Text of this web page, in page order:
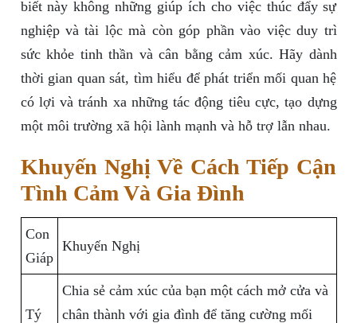
biết này không những giúp ích cho việc thúc đẩy sự
nghiệp và tài lộc mà còn góp phần vào việc duy trì
sức khỏe tinh thần và cân bằng cảm xúc. Hãy dành
thời gian quan sát, tìm hiểu để phát triển mối quan hệ
có lợi và tránh xa những tác động tiêu cực, tạo dựng
một môi trường xã hội lành mạnh và hỗ trợ lẫn nhau.
Khuyến Nghị Về Cách Tiếp Cận
Tình Cảm Và Gia Đình
Con
Giáp
Khuyến Nghị
Tý
Chia sẻ cảm xúc của bạn một cách mở cửa và
chân thành với gia đình để tăng cường mối